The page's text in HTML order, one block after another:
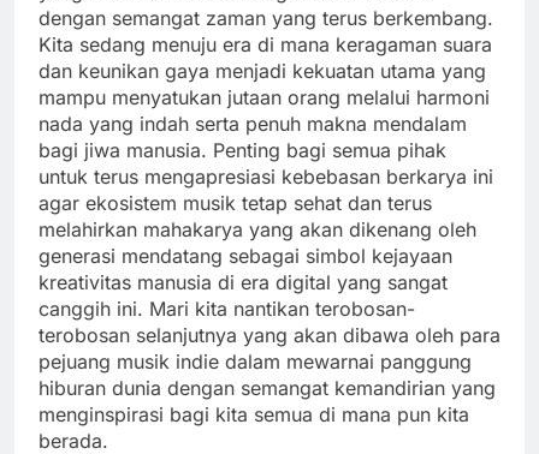
dengan semangat zaman yang terus berkembang.
Kita sedang menuju era di mana keragaman suara
dan keunikan gaya menjadi kekuatan utama yang
mampu menyatukan jutaan orang melalui harmoni
nada yang indah serta penuh makna mendalam
bagi jiwa manusia. Penting bagi semua pihak
untuk terus mengapresiasi kebebasan berkarya ini
agar ekosistem musik tetap sehat dan terus
melahirkan mahakarya yang akan dikenang oleh
generasi mendatang sebagai simbol kejayaan
kreativitas manusia di era digital yang sangat
canggih ini. Mari kita nantikan terobosan-
terobosan selanjutnya yang akan dibawa oleh para
pejuang musik indie dalam mewarnai panggung
hiburan dunia dengan semangat kemandirian yang
menginspirasi bagi kita semua di mana pun kita
berada.